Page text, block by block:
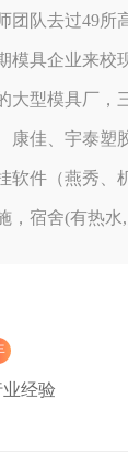
团队去过49所
模具企业来校
大型模具厂，
康佳、宇泰塑
软件（燕秀、
，宿舍(有热
经验